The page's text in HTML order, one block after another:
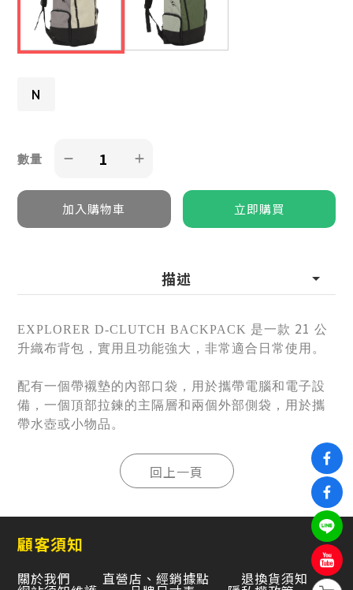
N
數量
描述
EXPLORER D-CLUTCH BACKPACK 是一款 21公
升織布背包 ，實用且功能強大，非常適合日常使用。
配有一個帶襯墊的內部口袋，用於攜帶電腦和電子設
備，一個頂部拉鍊的主隔層和兩個外部側袋，用於攜
帶水壺或小物品。
顧客須知
關於我們 直營店、經銷據點 退換貨須知